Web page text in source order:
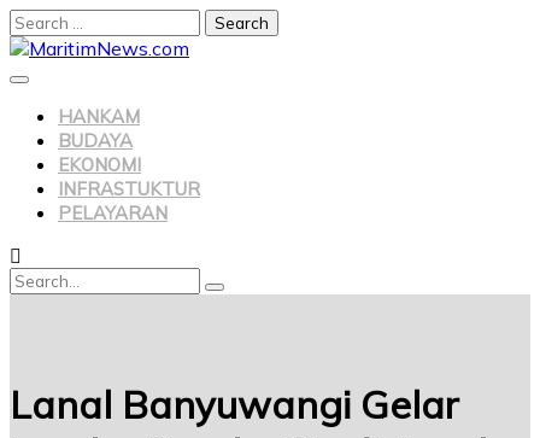
Search
for:
Skip
to
HANKAM
BUDAYA
EKONOMI
INFRASTUKTUR
PELAYARAN
Search
Search
Lanal Banyuwangi Gelar